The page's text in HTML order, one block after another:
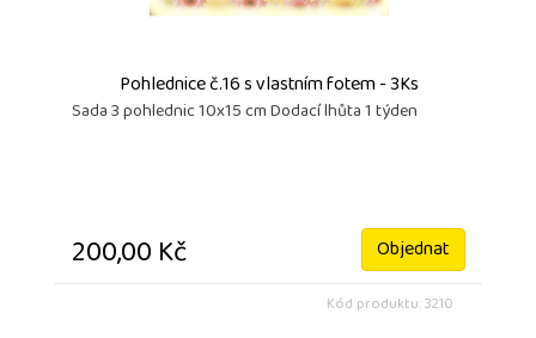
Pohlednice č.16 s vlastním fotem - 3Ks
Sada 3 pohlednic 10x15 cm Dodací lhůta 1 týden
200,00 Kč Objednat
Kód produktu: 3210